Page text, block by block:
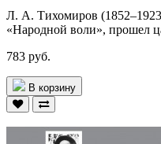
Л. А. Тихомиров
«Народной воли», прошел
783 руб.
В корзину